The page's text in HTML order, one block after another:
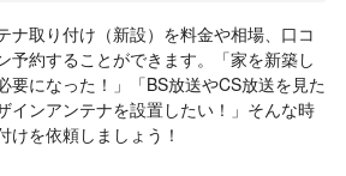
ナ取り付け（新設）を料金や相場、口コ
予約することができます。「家を新築し
要になった！」「BS放送やCS放送を見た
インアンテナを設置したい！」そんな時
けを依頼しましょう！